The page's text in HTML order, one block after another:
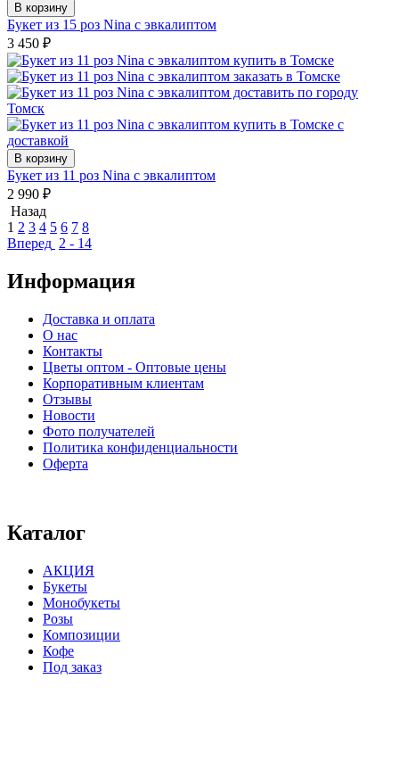
В корзину
Букет из 15 роз Nina с эвкалиптом
3 450 ₽
В корзину
Букет из 11 роз Nina с эвкалиптом
2 990 ₽
Назад
1 2 3 4 5 6 7 8
Вперед 2 - 14
Информация
Доставка и оплата
О нас
Контакты
Цветы оптом - Оптовые цены
Корпоративным клиентам
Отзывы
Новости
Фото получателей
Политика конфиденциальности
Оферта
Каталог
АКЦИЯ
Букеты
Монобукеты
Розы
Композиции
Кофе
Под заказ